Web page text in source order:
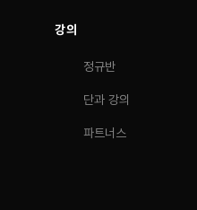
강의
정규반
단과 강의
파트너스